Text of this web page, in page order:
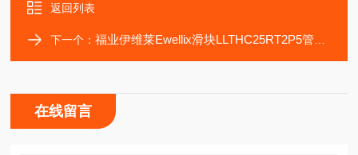
返回列表
下一个：福业伊维莱Ewellix滑块LLTHC25RT2P5管材工轴承
在线留言